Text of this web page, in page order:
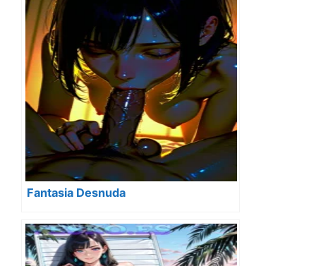
Fantasia Desnuda